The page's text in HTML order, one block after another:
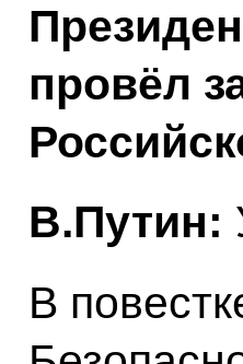
провёл
В.Путин:
В